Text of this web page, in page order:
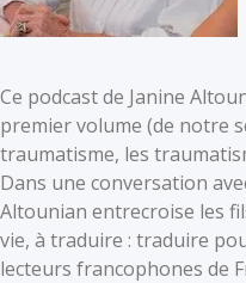
Ce podcast de Janine
premier volume (de notre
traumatisme, les
Dans une conversation
Altounian entrecroise les
vie, à traduire : traduire
lecteurs francophones de